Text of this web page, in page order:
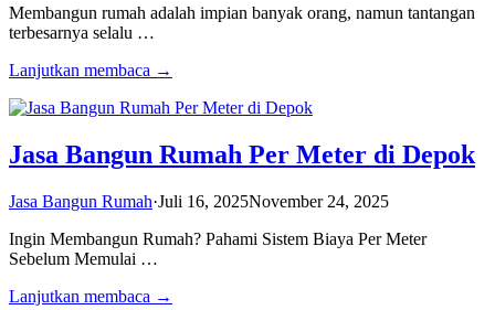
Membangun rumah adalah impian banyak orang, namun tantangan
terbesarnya selalu …
Lanjutkan membaca →
Jasa Bangun Rumah Per Meter di Depok
Jasa Bangun Rumah·Juli 16, 2025November 24, 2025
Ingin Membangun Rumah? Pahami Sistem Biaya Per Meter
Sebelum Memulai …
Lanjutkan membaca →